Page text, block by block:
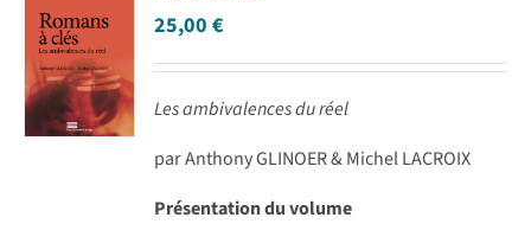
25,00€
Les ambivalences du réel
par Anthony GLINOER & Michel LACROIX
Présentation du volume